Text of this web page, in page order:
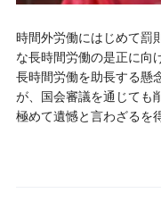
時間外労働にはじめて罰
な長時間労働の是正に向
長時間労働を助長する懸
が、国会審議を通じても
極めて遺憾と言わざるを